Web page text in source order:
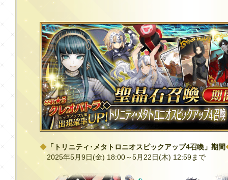
◆ 「トリニティ･メタトロニオスピックアップ4召喚」期間
2025年5月9日(金) 18:00～5月22日(木) 12:59まで